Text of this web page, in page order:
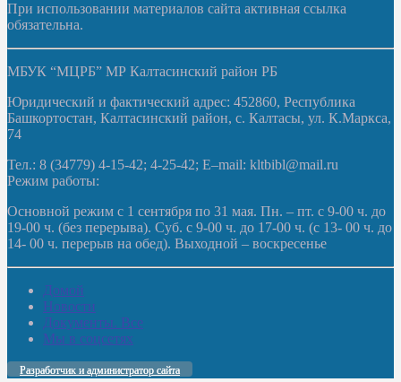
При использовании материалов сайта активная ссылка
обязательна.
МБУК “МЦРБ” МР Калтасинский район РБ
Юридический и фактический адрес: 452860, Республика
Башкортостан, Калтасинский район, с. Калтасы, ул. К.Маркса,
74
Тел.: 8 (34779) 4-15-42; 4-25-42; E–mail: kltbibl@mail.ru
Режим работы:
Основной режим с 1 сентября по 31 мая. Пн. – пт. с 9-00 ч. до
19-00 ч. (без перерыва). Суб. с 9-00 ч. до 17-00 ч. (с 13- 00 ч. до
14- 00 ч. перерыв на обед). Выходной – воскресенье
Домой
Новости
Документы. Все
Мы в соцсетях
Разработчик и администратор сайта